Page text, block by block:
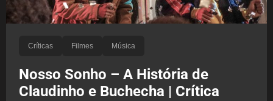
Críticas Filmes Música
Nosso Sonho – A História de
Claudinho e Buchecha | Crítica